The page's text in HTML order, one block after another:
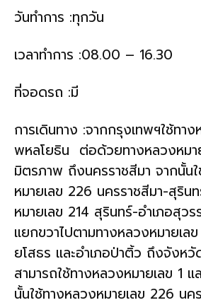
วันทำการ :ทุกวัน
เวลาทำการ :08.00 – 16.30
ที่จอดรถ :มี
การเดินทาง :จากกรุงเทพฯใช้ท
พหลโยธิน ต่อด้วยทางหลวงหมา
มิตรภาพ ถึงนครราชสีมา จากนั้น
หมายเลข 226 นครราชสีมา-สุริน
หมายเลข 214 สุรินทร์-อำเภอสุ
แยกขวาไปตามทางหลวงหมายเ
ยโสธร และอำเภอป่าติ้ว ถึงจังห
สามารถใช้ทางหลวงหมายเลข 1 แ
นั้นใช้ทางหลวงหมายเลข 226 นค